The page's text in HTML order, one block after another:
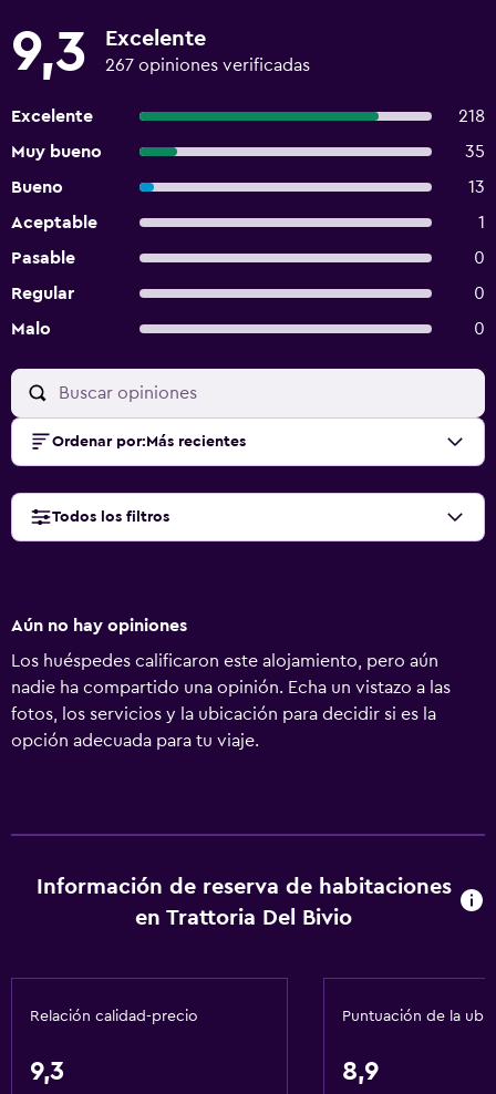
9,3 Excelente
267 opiniones verificadas
Excelente
218
Muy bueno
35
Bueno
13
Aceptable
1
Pasable
0
Regular
0
Malo
0
Ordenar por: Más recientes
Todos los filtros
Aún no hay opiniones
Los huéspedes calificaron este alojamiento, pero aún
nadie ha compartido una opinión. Echa un vistazo a las
fotos, los servicios y la ubicación para decidir si es la
opción adecuada para tu viaje.
Información de reserva de habitaciones
en Trattoria Del Bivio
Relación calidad-precio
9,3
Puntuación de la
8,9